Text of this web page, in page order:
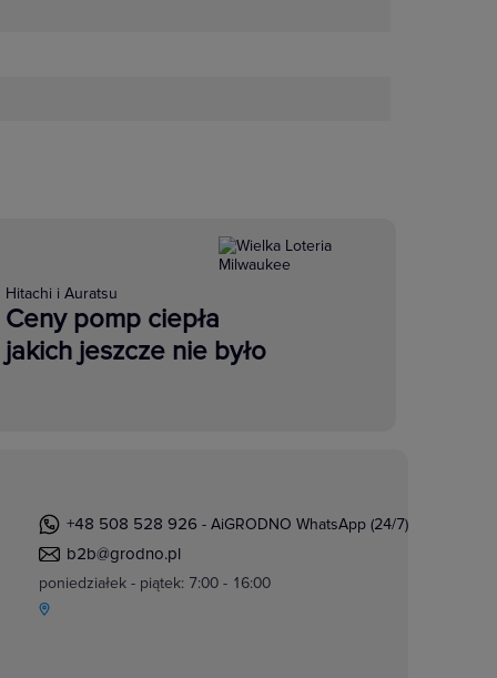
Hitachi i Auratsu
Ceny pomp ciepła
jakich jeszcze nie było
+48 508 528 926 - AiGRODNO WhatsApp (24/7)
b2b@grodno.pl
poniedziałek - piątek: 7:00 - 16:00